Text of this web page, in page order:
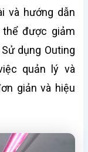
và hướng dẫn
thể được giảm
dụng Outing
quản lý và
giản và hiệu